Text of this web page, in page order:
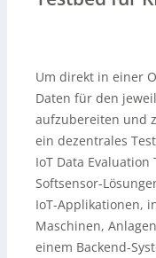
Um direkt in einer
Daten für den
aufzubereiten und
ein dezentrales
IoT Data Evaluation
Softsensor-
IoT-Applikationen,
Maschinen,
einem Backend-